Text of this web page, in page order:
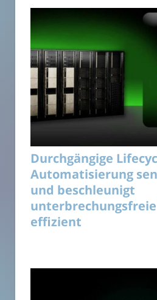
Durchgängige
Automatisierung
und beschleunigt
effizient